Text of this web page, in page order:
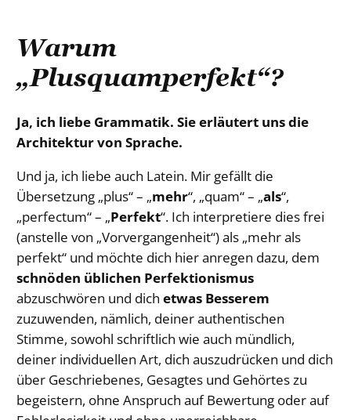
Warum
„Plusquamperfekt“?
Ja, ich liebe Grammatik. Sie erläutert uns die
Architektur von Sprache.
Und ja, ich liebe auch Latein. Mir gefällt die
Übersetzung „plus“ – „mehr“, „quam“ – „als“,
„perfectum“ – „Perfekt“. Ich interpretiere dies frei
(anstelle von „Vorvergangenheit“) als „mehr als
perfekt“ und möchte dich hier anregen dazu, dem
schnöden üblichen Perfektionismus
abzuschwören und dichetwas Besserem
zuzuwenden, nämlich, deiner authentischen
Stimme, sowohl schriftlich wie auch mündlich,
deiner individuellen Art, dich auszudrücken und dich
über Geschriebenes, Gesagtes und Gehörtes zu
begeistern, ohne Anspruch auf Bewertung oder auf